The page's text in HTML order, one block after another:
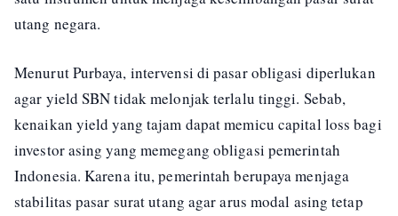
utang negara.
Menurut Purbaya, intervensi di pasar obligasi diperlukan
agar yield SBN tidak melonjak terlalu tinggi. Sebab,
kenaikan yield yang tajam dapat memicu capital loss bagi
investor asing yang memegang obligasi pemerintah
Indonesia. Karena itu, pemerintah berupaya menjaga
stabilitas pasar surat utang agar arus modal asing tetap